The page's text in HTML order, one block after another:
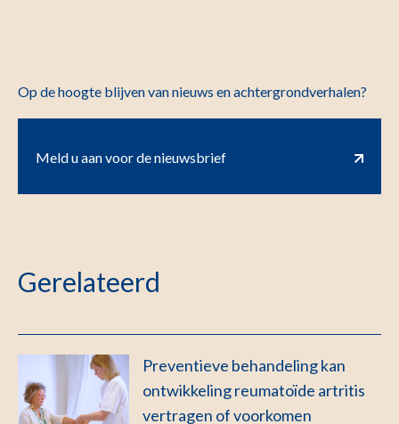
Op de hoogte blijven van nieuws en achtergrondverhalen?
Meld u aan voor de nieuwsbrief
Gerelateerd
Preventieve behandeling kan
ontwikkeling reumatoïde artritis
vertragen of voorkomen